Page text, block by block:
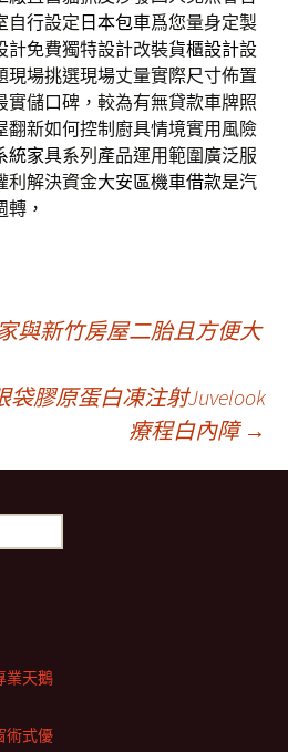
自行設定日本包車爲您量身定製
計免費獨特設計改裝貨櫃設計設
現場挑選現場丈量實際尺寸佈置
實儲口碑，較為有無貸款車牌照
翻新如何控制廚具情境實用風險
統家具系列產品運用範圍廣泛服
利解決資金大安區機車借款是汽
，
與新竹房屋二胎且方便大
膠原蛋白凍注射Juvelook
療程白內障 →
業天鵝
術式優